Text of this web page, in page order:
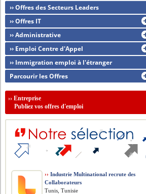
›› Offres des Secteurs Leaders
›› Offres IT
›› Administrative
›› Emploi Centre d'Appel
›› Immigration emploi à l'étranger
Parcourir les Offres
››Entreprise
Publiez vos offres d'emploi
›› Industrie Multinational recrute des
Collaborateurs
Tunis, Tunisie